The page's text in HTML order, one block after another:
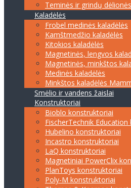
Teminės ir grindų dėlionės
Kaladėlės
Frobel medinės kaladėlės
Kamštmedžio kaladėlės
Kitokios kaladėlės
Magnetinės, lengvos
Magnetinės, minkštos
Medinės kaladėlės
Minkštos kaladėlės
Smėlio ir vandens žaislai
Konstruktoriai
Bioblo konstruktoriai
FischerTechnik
Hubelino konstruktoriai
Incastro konstruktoriai
LaQ konstruktoriai
Magnetiniai PowerClix
PlanToys konstruktoriai
Poly-M konstruktoriai